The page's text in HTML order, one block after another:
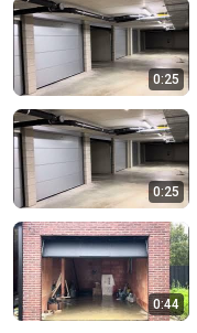
0:25
0:25
0:44